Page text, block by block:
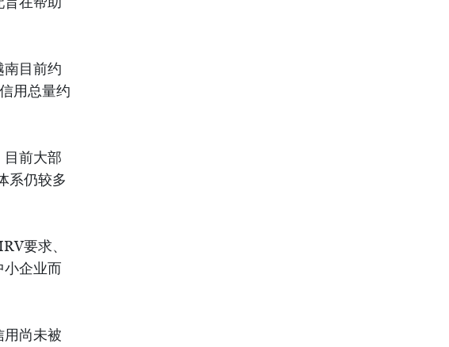
南目前约
用总量约
目前大部
系仍较多
要求、
小企业而
用尚未被